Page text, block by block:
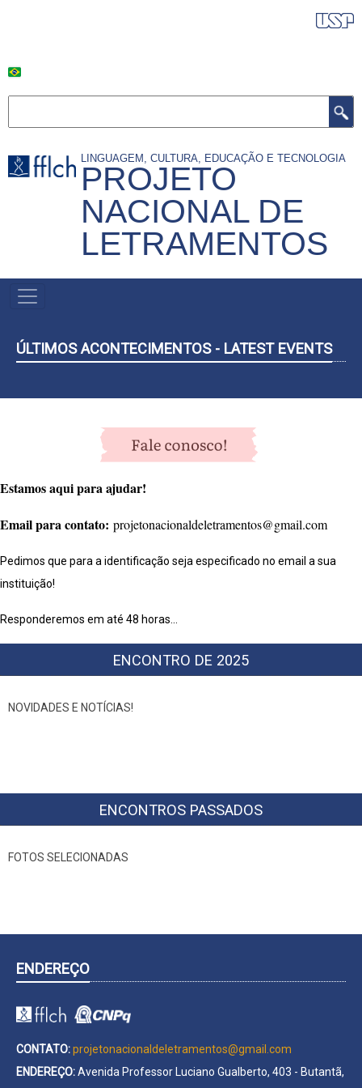
conteúdo
LINGUAGEM, CULTURA, EDUCAÇÃO E TECNOLOGIA
PROJETO
NACIONAL DE
LETRAMENTOS
NAVEGAÇÃO
ÚLTIMOS ACONTECIMENTOS - LATEST EVENTS
Estamos aqui para ajudar!
Email para contato: projetonacionaldeletramentos@gmail.com
Pedimos que para a identificação seja especificado no email a sua
instituição!
Responderemos em até 48 horas...
ENCONTRO DE 2025
NOVIDADES E NOTÍCIAS!
ENCONTROS PASSADOS
FOTOS SELECIONADAS
ENDEREÇO
CONTATO:projetonacionaldeletramentos@gmail.com
ENDEREÇO:Avenida Professor Luciano Gualberto, 403 - Butantã,